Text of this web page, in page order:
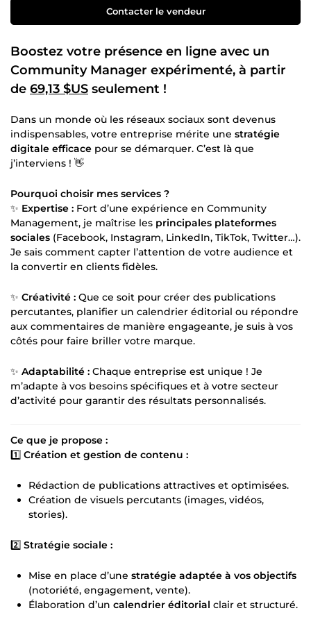
Contacter le vendeur
Boostez votre présence en ligne avec un
Community Manager expérimenté, à partir
de 69,13 $US seulement !
Dans un monde où les réseaux sociaux sont devenus
indispensables, votre entreprise mérite une stratégie
digitale efficace pour se démarquer. C’est là que
j’interviens ! 👋
Pourquoi choisir mes services ?
✨ Expertise : Fort d’une expérience en Community
Management, je maîtrise les principales plateformes
sociales (Facebook, Instagram, LinkedIn, TikTok, Twitter…).
Je sais comment capter l’attention de votre audience et
la convertir en clients fidèles.
✨ Créativité : Que ce soit pour créer des publications
percutantes, planifier un calendrier éditorial ou répondre
aux commentaires de manière engageante, je suis à vos
côtés pour faire briller votre marque.
✨ Adaptabilité : Chaque entreprise est unique ! Je
m’adapte à vos besoins spécifiques et à votre secteur
d’activité pour garantir des résultats personnalisés.
Ce que je propose :
1️⃣ Création et gestion de contenu :
Rédaction de publications attractives et optimisées.
Création de visuels percutants (images, vidéos,
stories).
2️⃣ Stratégie sociale :
Mise en place d’une stratégie adaptée à vos objectifs
(notoriété, engagement, vente).
Élaboration d’un calendrier éditorial clair et structuré.